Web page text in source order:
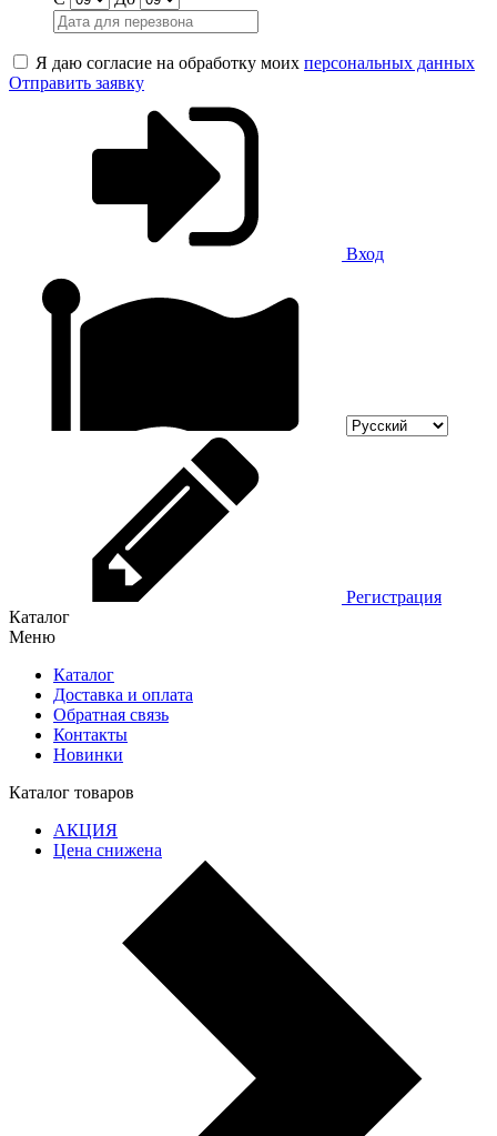
Я даю согласие на обработку моих персональных данных
Отправить заявку
Вход
Регистрация
Каталог
Меню
Каталог
Доставка и оплата
Обратная связь
Контакты
Новинки
Каталог товаров
АКЦИЯ
Цена снижена